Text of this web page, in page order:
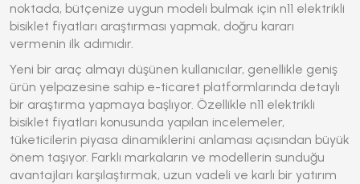
noktada, bütçenize uygun modeli bulmak için n11 elektrikli
bisiklet fiyatları araştırması yapmak, doğru kararı
vermenin ilk adımıdır.
Yeni bir araç almayı düşünen kullanıcılar, genellikle geniş
ürün yelpazesine sahip e-ticaret platformlarında detaylı
bir araştırma yapmaya başlıyor. Özellikle n11 elektrikli
bisiklet fiyatları konusunda yapılan incelemeler,
tüketicilerin piyasa dinamiklerini anlaması açısından büyük
önem taşıyor. Farklı markaların ve modellerin sunduğu
avantajları karşılaştırmak, uzun vadeli ve karlı bir yatırım